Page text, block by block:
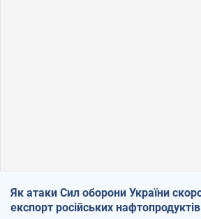
Як атаки Сил оборони України
експорт російських нафтопродуктів